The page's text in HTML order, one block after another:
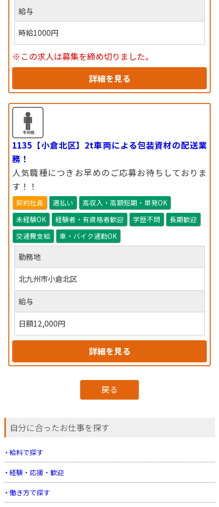
給与
時給1000円
※この求人は募集を締め切りました。
詳細を見る
1135【小倉北区】2t車両による包装資材の配送業
務！
人気職種につきお早めのご応募お待ちしておりま
す！！
契約社員 週払い
高収入・高額短期・単発OK
未経験OK
経験者・有資格者歓迎 学歴不問
長期歓迎
交通費支給
車・バイク通勤OK
勤務地
北九州市小倉北区
給与
日額12,000円
詳細を見る
戻る
自分に合ったお仕事を探す
給料で探す
経験・応援・歓迎
働き方で探す